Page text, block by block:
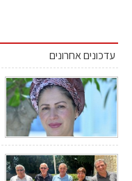
עדכונים אחרונים